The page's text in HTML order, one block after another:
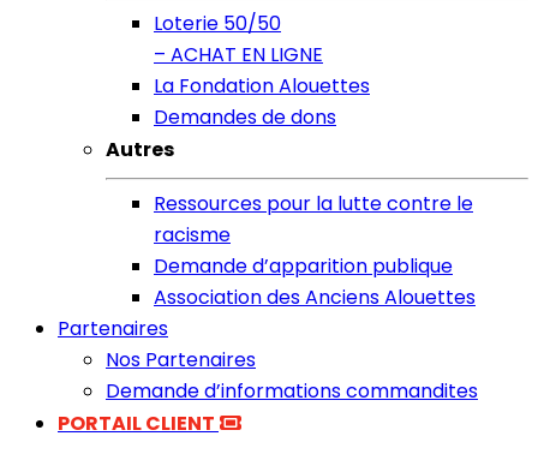
Loterie 50/50
– ACHAT EN LIGNE
La Fondation Alouettes
Demandes de dons
Autres
Ressources pour la lutte contre le
racisme
Demande d’apparition publique
Association des Anciens Alouettes
Partenaires
Nos Partenaires
Demande d’informations commandites
PORTAIL CLIENT